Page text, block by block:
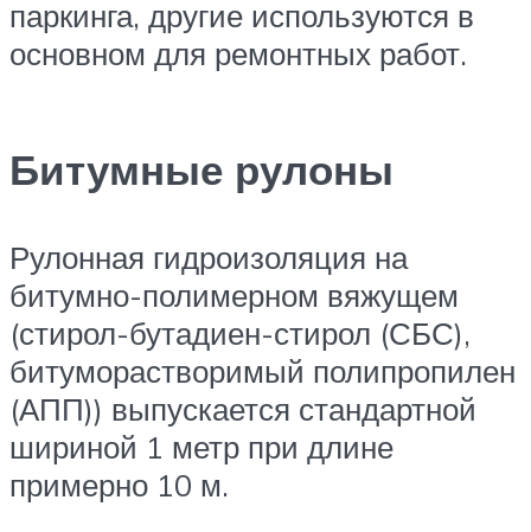
паркинга, другие используются в
основном для ремонтных работ.
Битумные рулоны
Рулонная гидроизоляция на
битумно-полимерном вяжущем
(стирол-бутадиен-стирол (СБС),
битуморастворимый полипропилен
(АПП)) выпускается стандартной
шириной 1 метр при длине
примерно 10 м.